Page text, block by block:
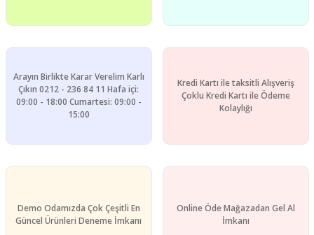
Arayın Birlikte Karar Verelim Karlı
Çıkın 0212 - 236 84 11 Hafa içi:
09:00 - 18:00 Cumartesi: 09:00 -
15:00
Kredi Kartı ile taksitli Alışveriş
Çoklu Kredi Kartı ile Ödeme
Kolaylığı
Demo Odamızda Çok Çeşitli En
Güncel Ürünleri Deneme İmkanı
Online Öde Mağazadan Gel Al
İmkanı